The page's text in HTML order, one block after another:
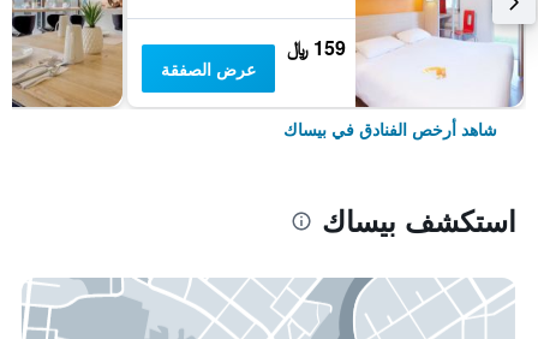
159 ﷼
عرض الصفقة
شاهد أرخص الفنادق في بيساك
استكشف بيساك